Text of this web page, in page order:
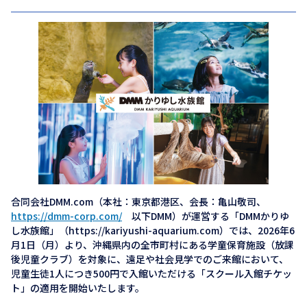
合同会社DMM.com（本社：東京都港区、会長：亀山敬司、
https://dmm-corp.com/ 以下DMM）が運営する「DMMかりゆ
し水族館」（https://kariyushi-aquarium.com）では、2026年6
月1日（月）より、沖縄県内の全市町村にある学童保育施設（放課
後児童クラブ）を対象に、遠足や社会見学でのご来館において、
児童生徒1人につき500円で入館いただける「スクール入館チケッ
ト」の適用を開始いたします。